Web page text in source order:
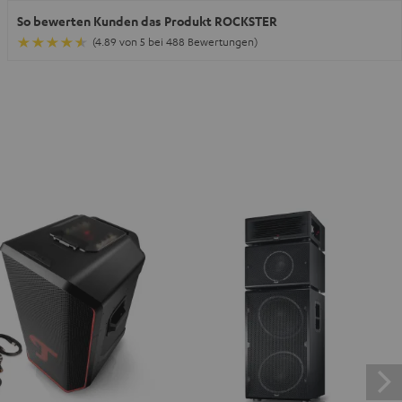
So bewerten Kunden das Produkt ROCKSTER
(4.89 von 5 bei 488 Bewertungen)